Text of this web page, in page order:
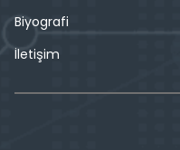
Biyografi
İletişim